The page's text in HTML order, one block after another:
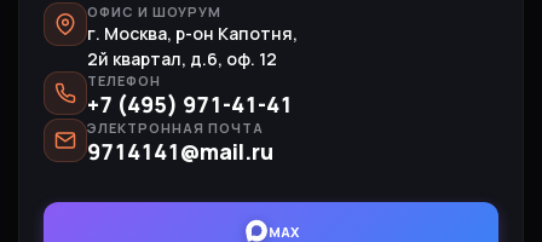
ОФИС И ШОУРУМ
г. Москва, р-он Капотня,
2й квартал, д.6, оф. 12
ТЕЛЕФОН
+7 (495) 971-41-41
ЭЛЕКТРОННАЯ ПОЧТА
9714141@mail.ru
MAX